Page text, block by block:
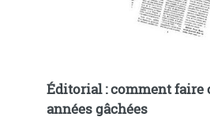
Éditorial : comment faire
années gâchées